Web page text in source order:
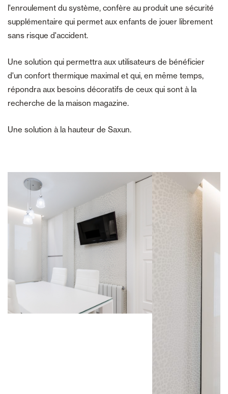
l'enroulement du système, confère au produit une sécurité
supplémentaire qui permet aux enfants de jouer librement
sans risque d'accident.
Une solution qui permettra aux utilisateurs de bénéficier
d'un confort thermique maximal et qui, en même temps,
répondra aux besoins décoratifs de ceux qui sont à la
recherche de la maison magazine.
Une solution à la hauteur de Saxun.